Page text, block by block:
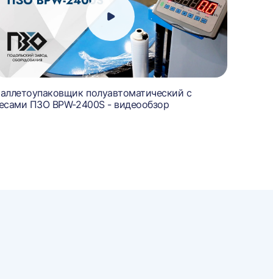
полуавтоматический с
ПЗО BPW-2400S - видеообзор